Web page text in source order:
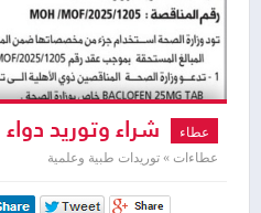
عطاء
25MG TAB
عطاءات » توريدات طبية وعلمية